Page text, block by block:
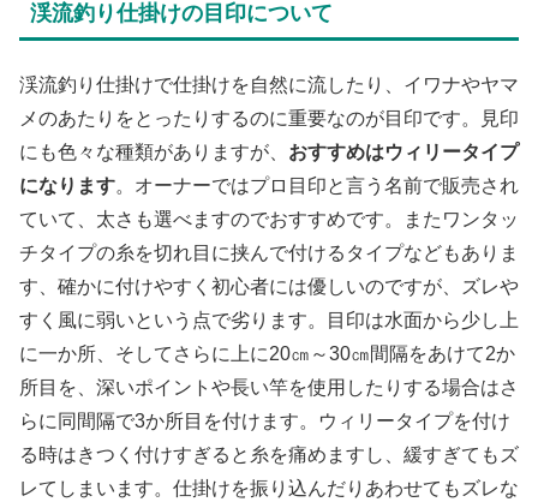
渓流釣り仕掛けの目印について
渓流釣り仕掛けで仕掛けを自然に流したり、イワナやヤマ
メのあたりをとったりするのに重要なのが目印です。見印
にも色々な種類がありますが、 おすすめはウィリータイプ
になります。オーナーではプロ目印と言う名前で販売され
ていて、太さも選べますのでおすすめです。またワンタッ
チタイプの糸を切れ目に挟んで付けるタイプなどもありま
す、確かに付けやすく初心者には優しいのですが、ズレや
すく風に弱いという点で劣ります。目印は水面から少し上
に一か所、そしてさらに上に20㎝～30㎝間隔をあけて2か
所目を、深いポイントや長い竿を使用したりする場合はさ
らに同間隔で3か所目を付けます。ウィリータイプを付け
る時はきつく付けすぎると糸を痛めますし、緩すぎてもズ
レてしまいます。仕掛けを振り込んだりあわせてもズレな